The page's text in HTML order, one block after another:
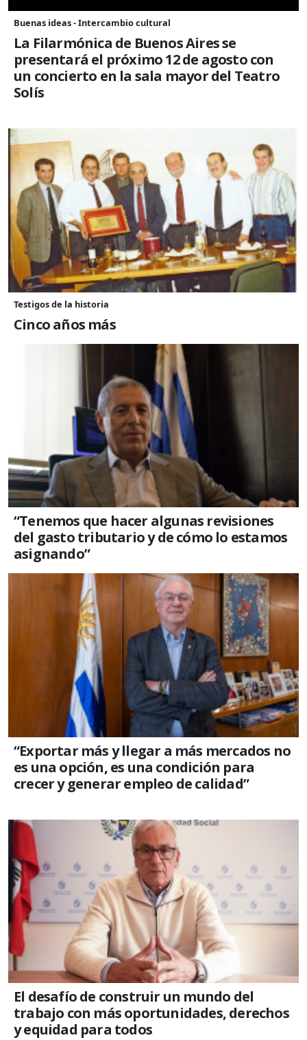
Buenas ideas - Intercambio cultural
La Filarmónica de Buenos Aires se
presentará el próximo 12 de agosto con
un concierto en la sala mayor del Teatro
Solís
Testigos de la historia
Cinco años más
“Tenemos que hacer algunas revisiones
del gasto tributario y de cómo lo estamos
asignando”
“Exportar más y llegar a más mercados no
es una opción, es una condición para
crecer y generar empleo de calidad”
El desafío de construir un mundo del
trabajo con más oportunidades, derechos
y equidad para todos